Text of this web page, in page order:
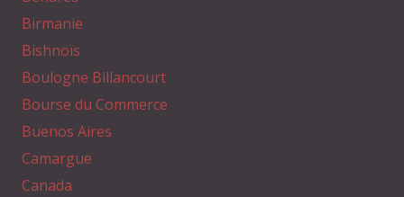
Birmanie
Bishnoïs
Boulogne Billancourt
Bourse du Commerce
Buenos Aires
Camargue
Canada